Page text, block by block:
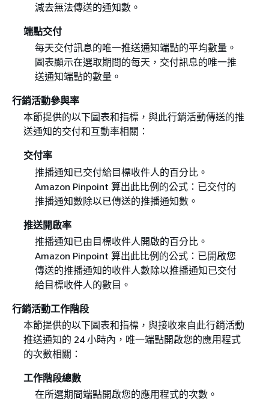
減去無法傳送的通知數。
端點交付
每天交付訊息的唯一推送通知端點的平均數量。
圖表顯示在選取期間的每天，交付訊息的唯一推
送通知端點的數量。
行銷活動參與率
本節提供的以下圖表和指標，與此行銷活動傳送的推
送通知的交付和互動率相關：
交付率
推播通知已交付給目標收件人的百分比。
Amazon Pinpoint 算出此比例的公式：已交付的
推播通知數除以已傳送的推播通知數。
推送開啟率
推播通知已由目標收件人開啟的百分比。
Amazon Pinpoint 算出此比例的公式：已開啟您
傳送的推播通知的收件人數除以推播通知已交付
給目標收件人的數目。
行銷活動工作階段
本節提供的以下圖表和指標，與接收來自此行銷活動
推送通知的 24 小時內，唯一端點開啟您的應用程式
的次數相關：
工作階段總數
在所選期間端點開啟您的應用程式的次數。